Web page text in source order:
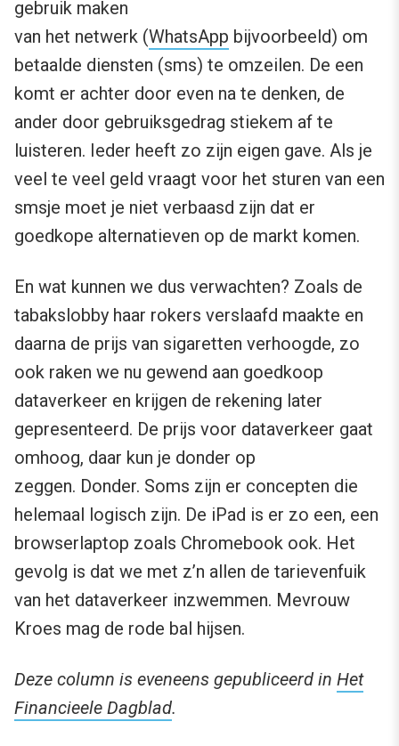
gebruik maken
van het netwerk (WhatsApp bijvoorbeeld) om
betaalde diensten (sms) te omzeilen. De een
komt er achter door even na te denken, de
ander door gebruiksgedrag stiekem af te
luisteren. Ieder heeft zo zijn eigen gave. Als je
veel te veel geld vraagt voor het sturen van een
smsje moet je niet verbaasd zijn dat er
goedkope alternatieven op de markt komen.
En wat kunnen we dus verwachten? Zoals de
tabakslobby haar rokers verslaafd maakte en
daarna de prijs van sigaretten verhoogde, zo
ook raken we nu gewend aan goedkoop
dataverkeer en krijgen de rekening later
gepresenteerd. De prijs voor dataverkeer gaat
omhoog, daar kun je donder op
zeggen. Donder. Soms zijn er concepten die
helemaal logisch zijn. De iPad is er zo een, een
browserlaptop zoals Chromebook ook. Het
gevolg is dat we met z’n allen de tarievenfuik
van het dataverkeer inzwemmen. Mevrouw
Kroes mag de rode bal hijsen.
Deze column is eveneens gepubliceerd in Het
Financieele Dagblad.